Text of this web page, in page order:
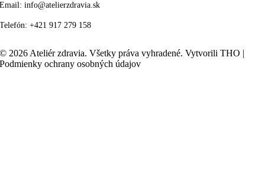
Email: info@atelierzdravia.sk
Telefón: +421 917 279 158
© 2026 Ateliér zdravia. Všetky práva vyhradené. Vytvorili THO |
Podmienky ochrany osobných údajov